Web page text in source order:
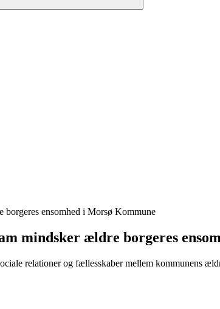
ensomhed i Morsø Kommune
mindsker ældre borgeres
relationer og fællesskaber mellem kommunens